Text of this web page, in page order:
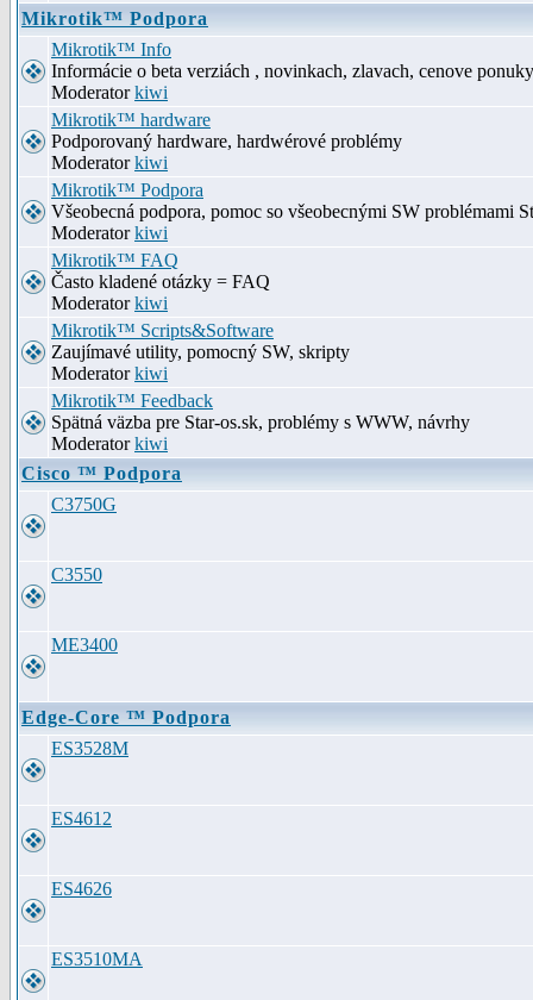
Mikrotik™ Podpora
Mikrotik™ Info
Informácie o beta verziách , novinkach, zlavach, cenove ponuky
Moderatorkiwi
Mikrotik™ hardware
Podporovaný hardware, hardwérové problémy
Moderatorkiwi
Mikrotik™ Podpora
Všeobecná podpora, pomoc so všeobecnými SW problémami
Moderatorkiwi
Mikrotik™ FAQ
Často kladené otázky = FAQ
Moderatorkiwi
Mikrotik™ Scripts&Software
Zaujímavé utility, pomocný SW, skripty
Moderatorkiwi
Mikrotik™ Feedback
Spätná väzba pre Star-os.sk, problémy s WWW, návrhy
Moderatorkiwi
Cisco ™ Podpora
C3750G
C3550
ME3400
Edge-Core ™ Podpora
ES3528M
ES4612
ES4626
ES3510MA